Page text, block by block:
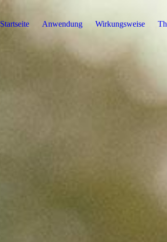
Startseite Anwendung Wirkungsweise